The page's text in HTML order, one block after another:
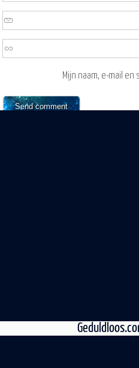
Mijn naam, e-mail en
bewaren in deze
de volgende keer